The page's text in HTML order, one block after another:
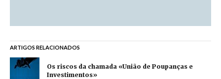
ARTIGOS RELACIONADOS
Os riscos da chamada «União de Poupanças e
Investimentos»